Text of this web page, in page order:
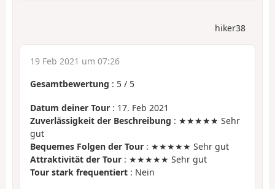
hiker38
19 Feb 2021 um 07:26
Gesamtbewertung : 5 / 5
Datum deiner Tour : 17. Feb 2021
Zuverlässigkeit der Beschreibung : ★★★★★ Sehr
gut
Bequemes Folgen der Tour : ★★★★★ Sehr gut
Attraktivität der Tour : ★★★★★ Sehr gut
Tour stark frequentiert : Nein